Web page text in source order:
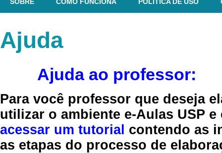
Ajuda
Ajuda ao professor:
Para você professor que deseja
utilizar o ambiente e-Aulas USP
acessar um tutorial contendo as
as etapas do processo de